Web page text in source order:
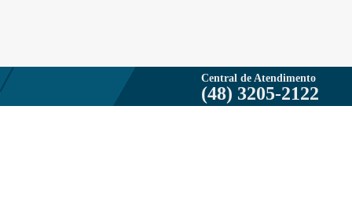
Central de Atendimento
(48) 3205-2122